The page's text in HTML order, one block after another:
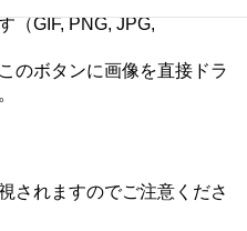
（GIF, PNG, JPG,
のボタンに画像を直接ドラ
されますのでご注意くださ